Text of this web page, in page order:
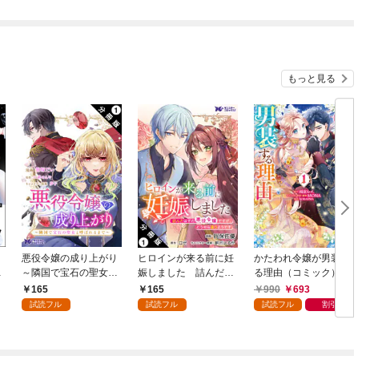
もっと見る
悪役令嬢の成り上がり
～隣国で宝石の聖女と
呼ばれるまで～（コミ
ック） 分冊版 1
165
試読フル
ヒロインが来る前に妊
娠しました 詰んだは
ずの悪役令嬢ですが、
どうやら違うようです
165
試読フル
かたわれ令嬢が男装す
る理由（コミック） 1
990
693
試読フル 割引